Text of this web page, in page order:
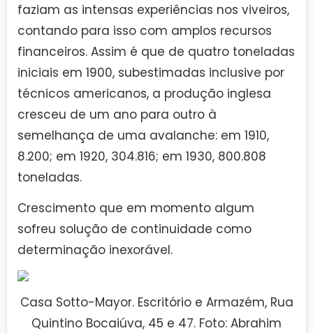
faziam as intensas experiências nos viveiros,
contando para isso com amplos recursos
financeiros. Assim é que de quatro toneladas
iniciais em 1900, subestimadas inclusive por
técnicos americanos, a produção inglesa
cresceu de um ano para outro à
semelhança de uma avalanche: em 1910,
8.200; em 1920, 304.816; em 1930, 800.808
toneladas.
Crescimento que em momento algum
sofreu solução de continuidade como
determinação inexorável.
Casa Sotto-Mayor. Escritório e Armazém, Rua
Quintino Bocaiúva, 45 e 47. Foto: Abrahim